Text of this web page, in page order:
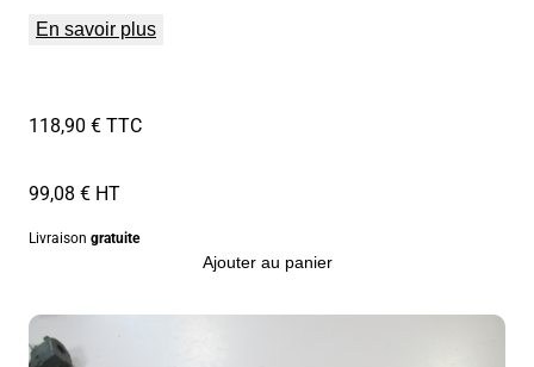
En savoir plus
118,90 € TTC
99,08 € HT
Livraison gratuite
Ajouter au panier